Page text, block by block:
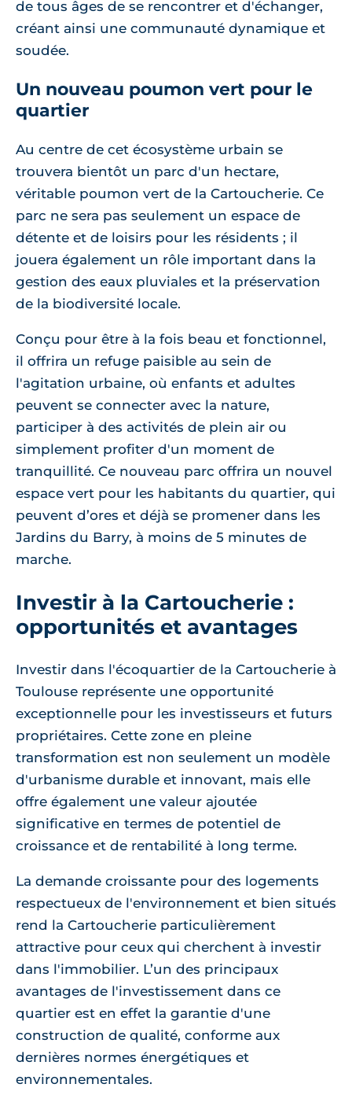
de tous âges de se rencontrer et d'échanger,
créant ainsi une communauté dynamique et
soudée.
Un nouveau poumon vert pour le
quartier
Au centre de cet écosystème urbain se
trouvera bientôt un parc d'un hectare,
véritable poumon vert de la Cartoucherie. Ce
parc ne sera pas seulement un espace de
détente et de loisirs pour les résidents ; il
jouera également un rôle important dans la
gestion des eaux pluviales et la préservation
de la biodiversité locale.
Conçu pour être à la fois beau et fonctionnel,
il offrira un refuge paisible au sein de
l'agitation urbaine, où enfants et adultes
peuvent se connecter avec la nature,
participer à des activités de plein air ou
simplement profiter d'un moment de
tranquillité. Ce nouveau parc offrira un nouvel
espace vert pour les habitants du quartier, qui
peuvent d’ores et déjà se promener dans les
Jardins du Barry, à moins de 5 minutes de
marche.
Investir à la Cartoucherie :
opportunités et avantages
Investir dans l'écoquartier de la Cartoucherie à
Toulouse représente une opportunité
exceptionnelle pour les investisseurs et futurs
propriétaires. Cette zone en pleine
transformation est non seulement un modèle
d'urbanisme durable et innovant, mais elle
offre également une valeur ajoutée
significative en termes de potentiel de
croissance et de rentabilité à long terme.
La demande croissante pour des logements
respectueux de l'environnement et bien situés
rend la Cartoucherie particulièrement
attractive pour ceux qui cherchent à investir
dans l'immobilier. L’un des principaux
avantages de l'investissement dans ce
quartier est en effet la garantie d'une
construction de qualité, conforme aux
dernières normes énergétiques et
environnementales.